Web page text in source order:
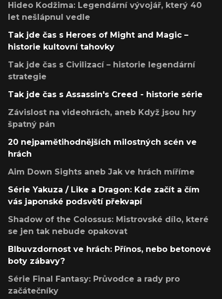
Hideo Kodžima: Legendární vývojář, který 40
let nešlápnul vedle
Tak jde čas s Heroes of Might and Magic –
historie kultovní tahovky
Tak jde čas s Civilizací – historie legendární
strategie
Tak jde čas s Assassin's Creed - historie série
Závislost na videohrách, aneb Když jsou hry
špatný pán
20 nejpamětihodnějších milostných scén ve
hrách
Aim Down Sights aneb Jak ve hrách míříme
Série Yakuza / Like a Dragon: Kde začít a čím
vás japonské podsvětí překvapí
Shadow of the Colossus: Mistrovské dílo, které
se jen tak nebude opakovat
Blbuvzdornost ve hrách: Přínos, nebo betonové
boty zábavy?
Série Final Fantasy: Průvodce a rady pro
začátečníky